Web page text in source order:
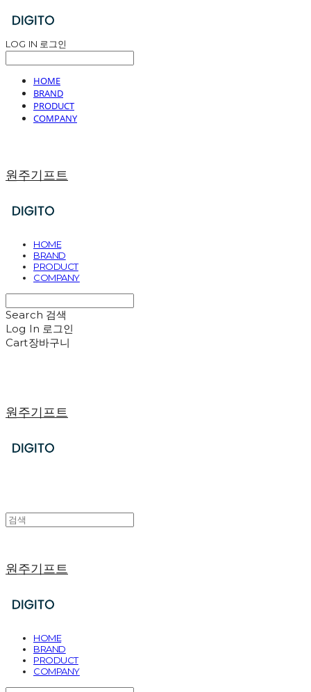
LOG IN 로그인
HOME
BRAND
PRODUCT
COMPANY
원주기프트
HOME
BRAND
PRODUCT
COMPANY
Search 검색
Log In 로그인
Cart장바구니
원주기프트
원주기프트
HOME
BRAND
PRODUCT
COMPANY